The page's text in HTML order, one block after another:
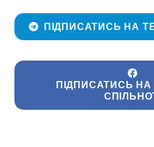
ПІДПИСАТИСЬ НА
ПІДПИСАТИСЬ НА